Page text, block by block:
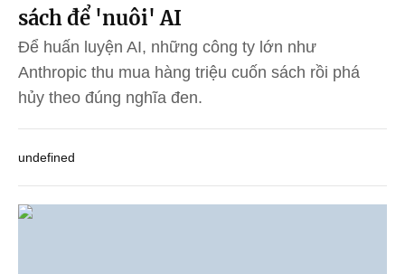
sách để 'nuôi' AI
Để huấn luyện AI, những công ty lớn như
Anthropic thu mua hàng triệu cuốn sách rồi phá
hủy theo đúng nghĩa đen.
undefined